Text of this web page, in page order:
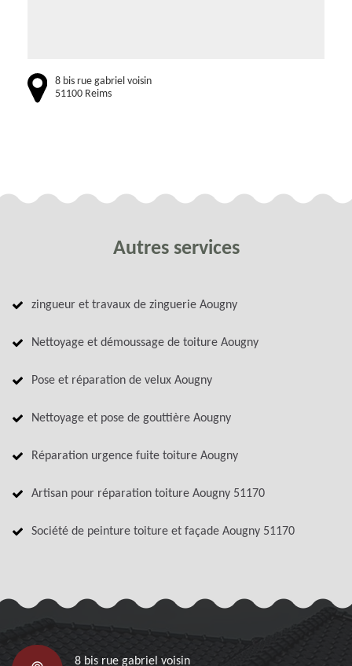
8 bis rue gabriel voisin
51100 Reims
Autres services
zingueur et travaux de zinguerie Aougny
Nettoyage et démoussage de toiture Aougny
Pose et réparation de velux Aougny
Nettoyage et pose de gouttière Aougny
Réparation urgence fuite toiture Aougny
Artisan pour réparation toiture Aougny 51170
Société de peinture toiture et façade Aougny 51170
8 bis rue gabriel voisin